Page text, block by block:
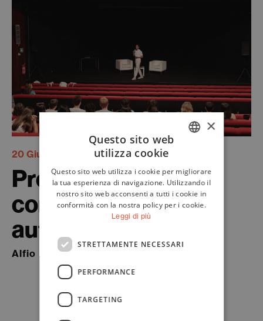
20 Giugno 2024
Premiazione del
contest “Adotta un
autore”
Alfio Bonaccorso
ENGLISH
×
Questo sito web
utilizza cookie
Questo sito web utilizza i cookie per migliorare
la tua esperienza di navigazione. Utilizzando il
nostro sito web acconsenti a tutti i cookie in
conformità con la nostra policy per i cookie.
Leggi di più
STRETTAMENTE NECESSARI
PERFORMANCE
TARGETING